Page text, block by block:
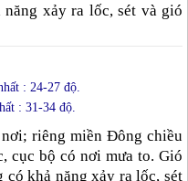
xảy ra lốc, sét và gió
: 24-27 độ.
: 31-34 độ.
riêng miền Đông chiều
cục bộ có nơi mưa to. Gió
có khả năng xảy ra lốc, sét